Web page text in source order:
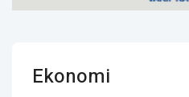
Ekonomi